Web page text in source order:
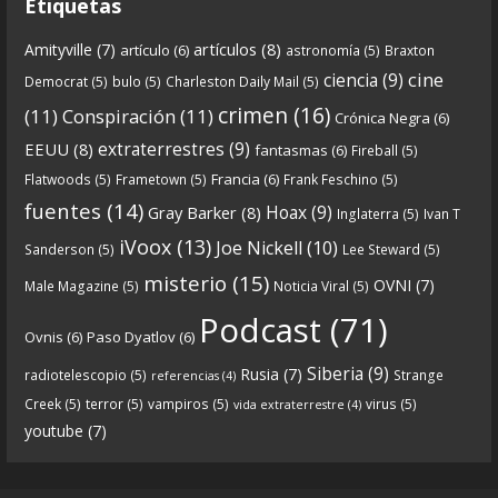
6 0 View on facebook
Crónicas de Nantucket
Descargar
https://www.ivoox.com/cdn-6x05-8211-qanon-
parte-1-origenes-audios-mp3_rf_67157433_1.html
Tras una exhaustiva investigación en los orígenes
y desarrollo de Qanon, la madre de todas las
more
Etiquetas
Amityville (7) artículo (6) artículos (8) astronomía (5) Braxton
Democrat (5) bulo (5) Charleston Daily Mail (5) ciencia (9) cine
(11) Conspiración (11) crimen (16) Crónica Negra (6)
EEUU (8) extraterrestres (9) fantasmas (6) Fireball (5)
Flatwoods (5) Frametown (5) Francia (6) Frank Feschino (5)
fuentes (14) Gray Barker (8) Hoax(9) Inglaterra (5) Ivan T
Sanderson (5) iVoox (13) Joe Nickell (10) Lee Steward (5)
Male Magazine (5) misterio (15) Noticia Viral (5) OVNI (7)
Ovnis (6) Paso Dyatlov (6) Podcast (71)
radiotelescopio (5) referencias (4) Rusia (7) Siberia (9) Strange
Creek (5) terror (5) vampiros (5) vida extraterrestre (4) virus (5)
youtube (7)